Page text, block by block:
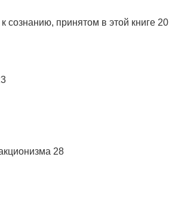
сознанию, принятом в этой книге 20
28